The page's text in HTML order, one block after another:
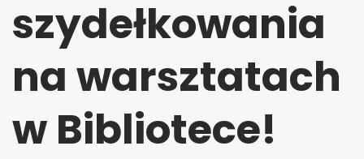
szydełkowania
na warsztatach
w Bibliotece!